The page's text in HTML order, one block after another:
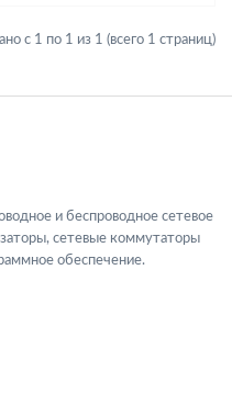
с 1 по 1 из 1 (всего 1 страниц)
и беспроводное сетевое
сетевые коммутаторы
обеспечение.